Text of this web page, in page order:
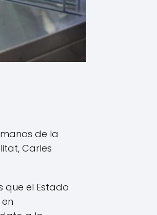
de la
Carles
que el Estado